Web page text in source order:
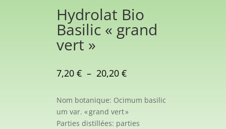
Hydrolat Bio
Basilic « grand
vert »
7,20 € – 20,20 €Plage
prix :
à
Nom botanique: Ocimum basilic
um var. « grand vert »
Parties distillées: parties